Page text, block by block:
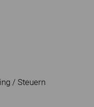
/ Steuern